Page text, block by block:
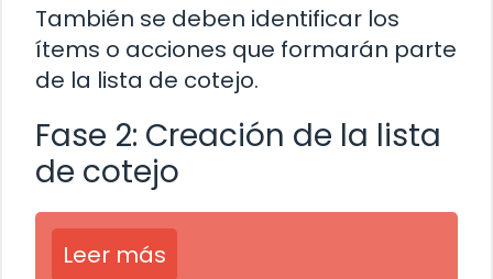
También se deben identificar los
ítems o acciones que formarán parte
de la lista de cotejo.
Fase 2: Creación de la lista
de cotejo
Leer más